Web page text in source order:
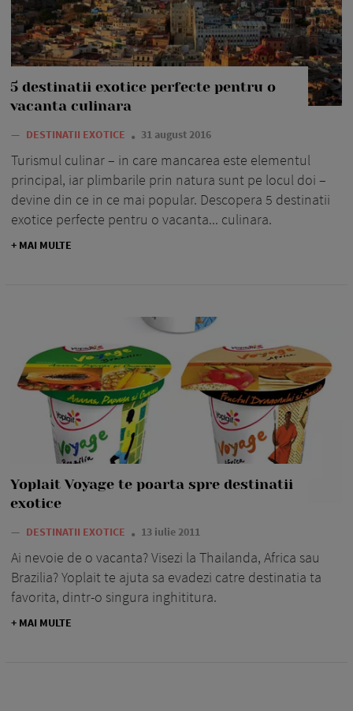
5 destinatii exotice perfecte pentru o
vacanta culinara
— DESTINATII EXOTICE 31 august 2016
Turismul culinar – in care mancarea este elementul
principal, iar plimbarile prin natura sunt pe locul doi –
devine din ce in ce mai popular. Descopera 5 destinatii
exotice perfecte pentru o vacanta... culinara.
+ MAI MULTE
Yoplait Voyage te poarta spre destinatii
exotice
— DESTINATII EXOTICE 13 iulie 2011
Ai nevoie de o vacanta? Visezi la Thailanda, Africa sau
Brazilia? Yoplait te ajuta sa evadezi catre destinatia ta
favorita, dintr-o singura inghititura.
+ MAI MULTE